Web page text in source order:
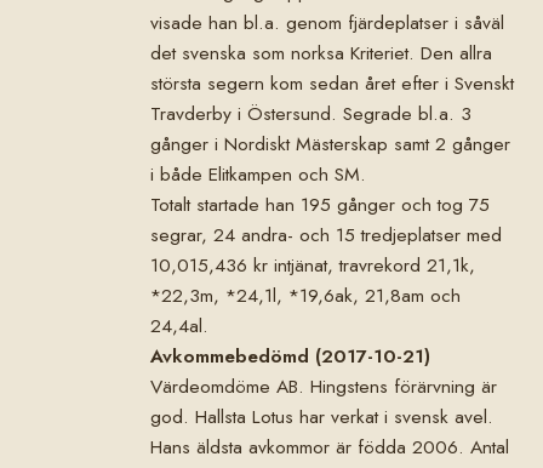
visade han bl.a. genom fjärdeplatser i såväl
det svenska som norksa Kriteriet. Den allra
största segern kom sedan året efter i Svenskt
Travderby i Östersund. Segrade bl.a. 3
gånger i Nordiskt Mästerskap samt 2 gånger
i både Elitkampen och SM.
Totalt startade han 195 gånger och tog 75
segrar, 24 andra- och 15 tredjeplatser med
10,015,436 kr intjänat, travrekord 21,1k,
*22,3m, *24,1l, *19,6ak, 21,8am och
24,4al.
Avkommebedömd (2017-10-21)
Värdeomdöme AB. Hingstens förärvning är
god. Hallsta Lotus har verkat i svensk avel.
Hans äldsta avkommor är födda 2006. Antal